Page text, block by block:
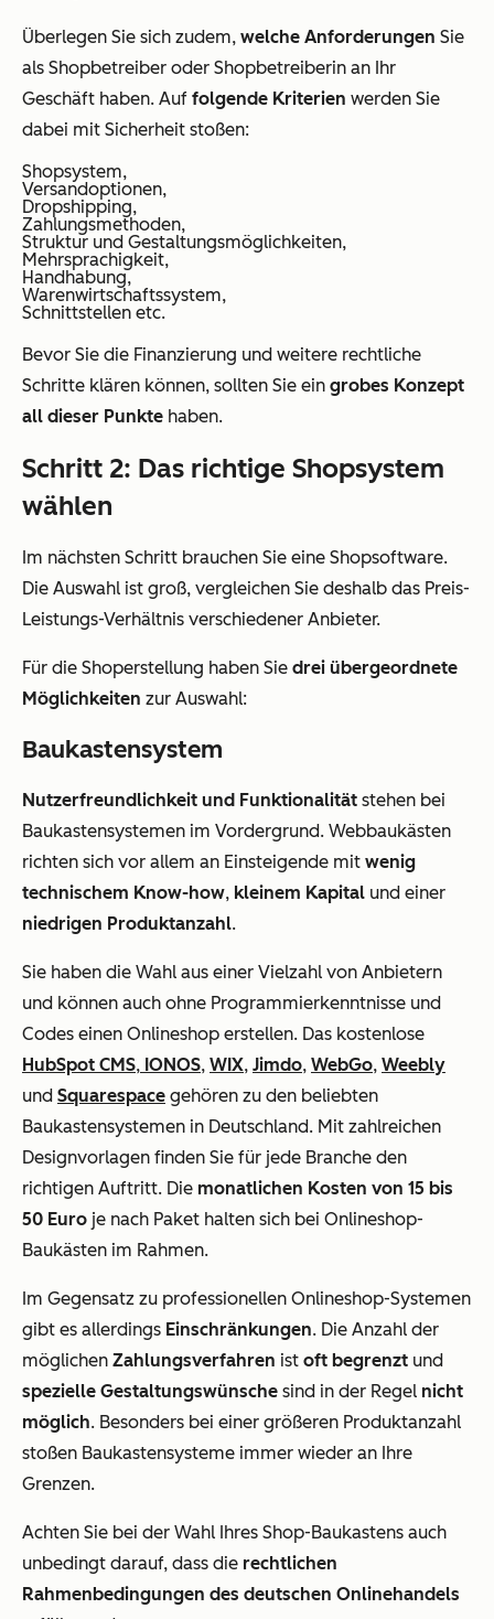
Überlegen Sie sich zudem, welche Anforderungen Sie
als Shopbetreiber oder Shopbetreiberin an Ihr
Geschäft haben. Auf folgende Kriterien werden Sie
dabei mit Sicherheit stoßen:
Shopsystem,
Versandoptionen,
Dropshipping,
Zahlungsmethoden,
Struktur und Gestaltungsmöglichkeiten,
Mehrsprachigkeit,
Handhabung,
Warenwirtschaftssystem,
Schnittstellen etc.
Bevor Sie die Finanzierung und weitere rechtliche
Schritte klären können, sollten Sie ein grobes Konzept
all dieser Punkte haben.
Schritt 2: Das richtige Shopsystem
wählen
Im nächsten Schritt brauchen Sie eine Shopsoftware.
Die Auswahl ist groß, vergleichen Sie deshalb das Preis-
Leistungs-Verhältnis verschiedener Anbieter.
Für die Shoperstellung haben Sie drei übergeordnete
Möglichkeiten zur Auswahl:
Baukastensystem
Nutzerfreundlichkeit und Funktionalität stehen bei
Baukastensystemen im Vordergrund. Webbaukästen
richten sich vor allem an Einsteigende mit wenig
technischem Know-how, kleinem Kapital und einer
niedrigen Produktanzahl.
Sie haben die Wahl aus einer Vielzahl von Anbietern
und können auch ohne Programmierkenntnisse und
Codes einen Onlineshop erstellen. Das kostenlose
HubSpot CMS, IONOS, WIX, Jimdo, WebGo, Weebly
und Squarespace gehören zu den beliebten
Baukastensystemen in Deutschland. Mit zahlreichen
Designvorlagen finden Sie für jede Branche den
richtigen Auftritt. Die monatlichen Kosten von 15 bis
50 Euro je nach Paket halten sich bei Onlineshop-
Baukästen im Rahmen.
Im Gegensatz zu professionellen Onlineshop-Systemen
gibt es allerdings Einschränkungen. Die Anzahl der
möglichen Zahlungsverfahren ist oft begrenzt und
spezielle Gestaltungswünsche sind in der Regel nicht
möglich. Besonders bei einer größeren Produktanzahl
stoßen Baukastensysteme immer wieder an Ihre
Grenzen.
Achten Sie bei der Wahl Ihres Shop-Baukastens auch
unbedingt darauf, dass die rechtlichen
Rahmenbedingungen des deutschen Onlinehandels